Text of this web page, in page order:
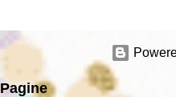
Pagine